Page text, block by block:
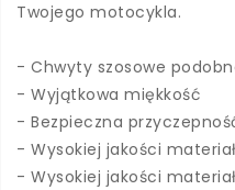
Twojego motocykla.
- Chwyty szosowe
- Wyjątkowa miękkość
- Bezpieczna
- Wysokiej jakości
- Wysokiej jakości